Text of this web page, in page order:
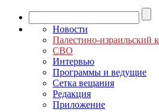
Новости
Палестино-израильский
СВО
Интервью
Программы и ведущие
Сетка вещания
Редакция
Приложение